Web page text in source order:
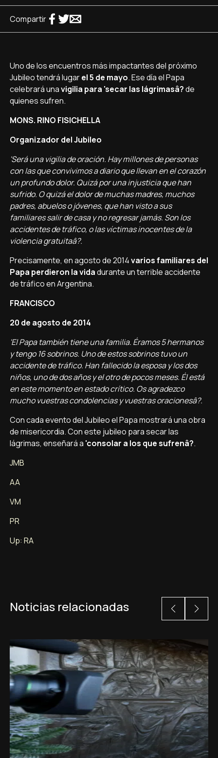
Compartir
Uno de los encuentros más impactantes del próximo
Jubileo tendrá lugarel 5 de mayo. Ese dí­a el Papa
celebrará unavigilia para 'secar las lágrimasâ?de
quienes sufren.
MONS. RINO FISICHELLA
Organizador del Jubileo
'Será una vigilia de oración. Hay millones de personas
con las que convivimos a diario que llevan en el corazón
un profundo dolor. Quizá por una injusticia que han
sufrido. O quizá el dolor de muchas madres, muchos
padres, abuelos o jóvenes, que han visto a sus
familiares salir de casa y no regresar jamás. Son los
accidentes de tráfico, o las ví­ctimas inocentes de la
violencia gratuitaâ?.
Precisamente, en agosto de 2014varios familiares del
Papa perdieron la vidadurante un terrible accidente
de tráfico en Argentina.
FRANCISCO
20 de agosto de 2014
'El Papa también tiene una familia. Éramos 5 hermanos
y tengo 16 sobrinos. Uno de estos sobrinos tuvo un
accidente de tráfico. Han fallecido la esposa y los dos
niños, uno de dos años y el otro de pocos meses. Él está
en este momento en estado crí­tico. Os agradezco
mucho vuestras condolencias y vuestras oracionesâ?.
Con cada evento del Jubileo el Papa mostrará una obra
de misericordia. Con este jubileo para secar las
lágrimas, enseñará a 'consolar a los que sufrenâ?.
JMB
AA
VM
PR
Up: RA
Noticias relacionadas